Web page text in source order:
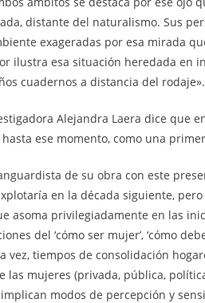
distante del naturalismo. Sus
exageradas por esa mirada
ilustra esa situación heredada en
cuadernos a distancia del rodaje».
Alejandra Laera dice que
ese momento, como una
de su obra con este
en la década siguiente,
asoma privilegiadamente en las
del ‘cómo ser mujer’, ‘cómo
vez, tiempos de consolidación
las mujeres (privada, pública,
modos de percepción y